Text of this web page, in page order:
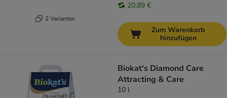
2 Varianten
20,89 €
Zum Warenkorb
hinzufügen
Biokat's Diamond Care
Attracting & Care
10 l